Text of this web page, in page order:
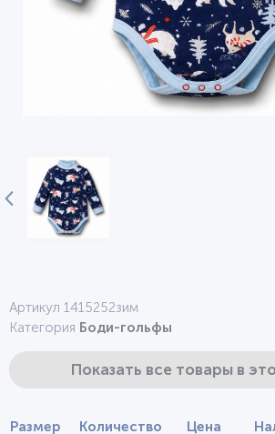
Артикул 1415252зим
Категория Боди-гольфы
Показать все товары в
Размер Количество Цена